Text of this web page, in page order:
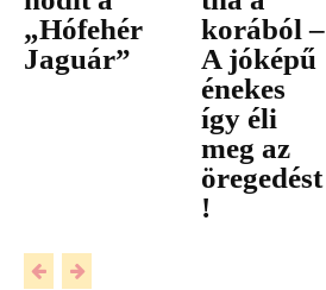
„Hófehér
Jaguár”
korából –
A jóképű
énekes
így éli
meg az
öregedést
!